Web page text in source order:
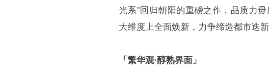
光系”回归朝阳的重磅之作，品质力
大维度上全面焕新，力争缔造都市迭
「繁华观·醇熟界面」